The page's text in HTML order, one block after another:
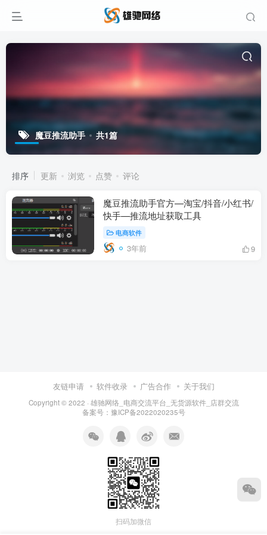
魔豆推流助手 共1篇
排序 更新 浏览 点赞 评论
魔豆推流助手官方—淘宝/抖音/小红书/
快手—推流地址获取工具
电商软件
3年前 9
友链申请 软件收录 广告合作 关于我们
Copyright © 2022 · 雄驰网络_电商交流平台_无货源软件_店群交流
备案号： 豫ICP备2022020235号
扫码加微信